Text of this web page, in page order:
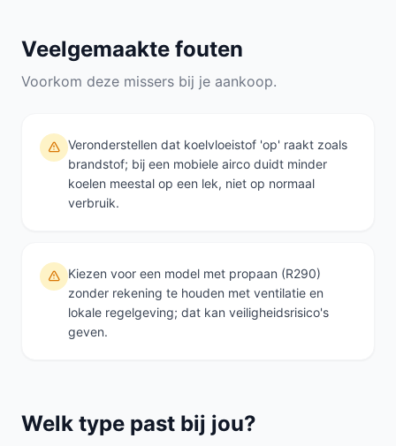
Veelgemaakte fouten
Voorkom deze missers bij je aankoop.
Veronderstellen dat koelvloeistof 'op' raakt zoals
brandstof; bij een mobiele airco duidt minder
koelen meestal op een lek, niet op normaal
verbruik.
Kiezen voor een model met propaan (R290)
zonder rekening te houden met ventilatie en
lokale regelgeving; dat kan veiligheidsrisico's
geven.
Welk type past bij jou?